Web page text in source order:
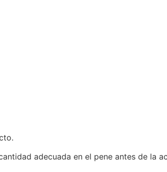
adecuada en el pene antes de la